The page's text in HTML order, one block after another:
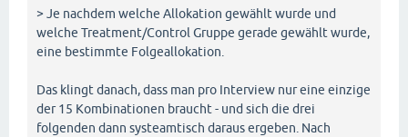
> Je nachdem welche Allokation gewählt wurde und
welche Treatment/Control Gruppe gerade gewählt wurde,
eine bestimmte Folgeallokation.
Das klingt danach, dass man pro Interview nur eine einzige
der 15 Kombinationen braucht - und sich die drei
folgenden dann systeamtisch daraus ergeben. Nach